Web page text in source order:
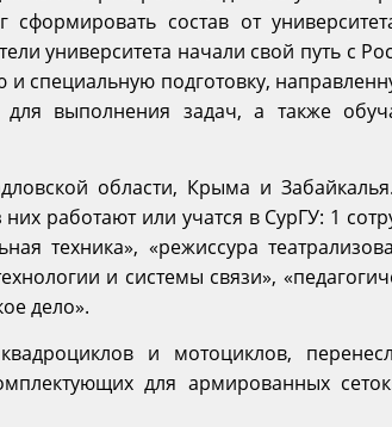
состав от
университета начали свой путь с
специальную подготовку,
выполнения задач, а также
области, Крыма и
работают или учатся в СурГУ: 1
техника», «режиссура
и системы связи»,
дело».
и мотоциклов,
для армированных